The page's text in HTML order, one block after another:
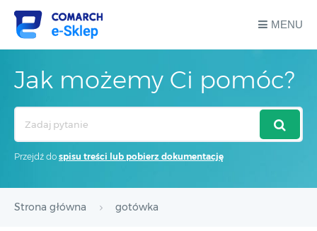
MENU
Jak możemy Ci pomóc?
Przejdź do spisu treści lub pobierz dokumentację
Strona główna gotówka